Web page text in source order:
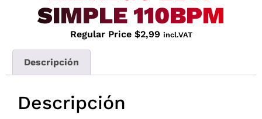
SIMPLE 110BPM
Regular Price $2,99 incl.VAT
Descripción
Descripción